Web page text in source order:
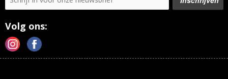
Volg ons: